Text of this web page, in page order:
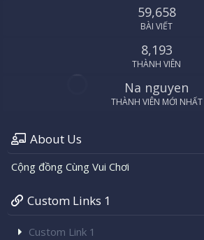
59,658
BÀI VIẾT
8,193
THÀNH VIÊN
Na nguyen
THÀNH VIÊN MỚI NHẤT
About Us
Cộng đồng Cùng Vui Chơi
Custom Links 1
Custom Link 1